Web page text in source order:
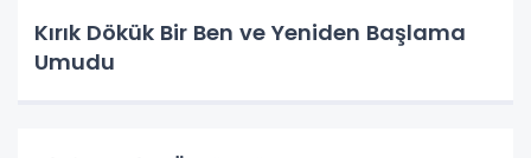
Kırık Dökük Bir Ben ve Yeniden Başlama
Umudu